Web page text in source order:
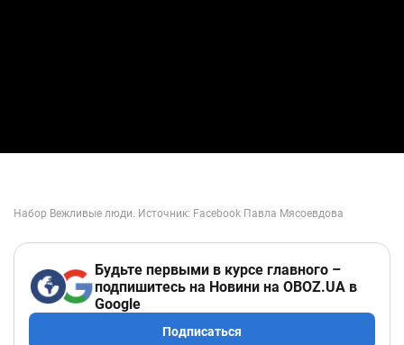
Будьте первыми в курсе главного –
подпишитесь на Новини на OBOZ.UA в
Google
Подписаться